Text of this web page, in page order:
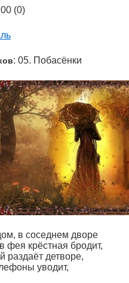
(0)
: 05. Побасёнки
в соседнем дворе
фея крёстная бродит,
раздаёт детворе,
уводит,